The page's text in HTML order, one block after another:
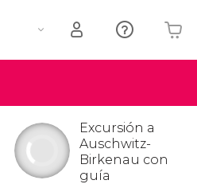
Excursión a
Auschwitz-
Birkenau con
guía